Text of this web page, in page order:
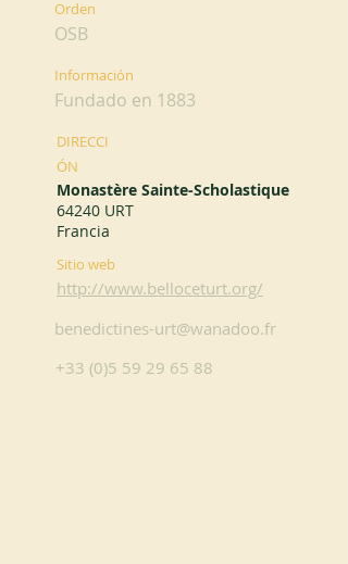
Orden
OSB
Información
Fundado en 1883
DIRECCI
ÓN
Monastère Sainte-Scholastique
64240 URT
Francia
Sitio web
http://www.belloceturt.org/
benedictines-urt@wanadoo.fr
+33 (0)5 59 29 65 88